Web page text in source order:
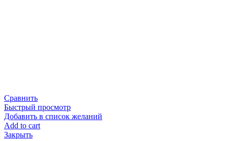
Сравнить
Быстрый просмотр
Добавить в список желаний
Add to cart
Закрыть